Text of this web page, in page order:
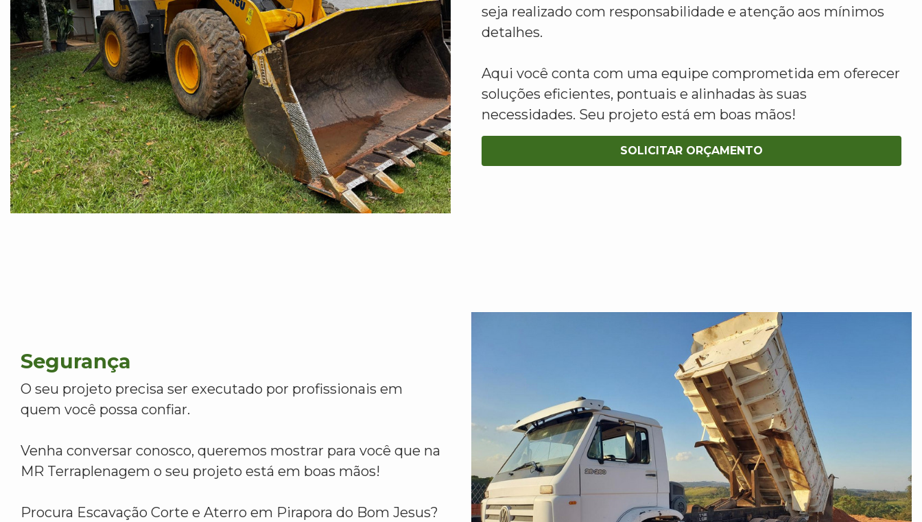
seja realizado com responsabilidade e atenção aos mínimos
detalhes.
Aqui você conta com uma equipe comprometida em oferecer
soluções eficientes, pontuais e alinhadas às suas
necessidades. Seu projeto está em boas mãos!
SOLICITAR ORÇAMENTO
Segurança
O seu projeto precisa ser executado por profissionais em
quem você possa confiar.
Venha conversar conosco, queremos mostrar para você que na
MR Terraplenagem o seu projeto está em boas mãos!
Procura Escavação Corte e Aterro em Pirapora do Bom Jesus?